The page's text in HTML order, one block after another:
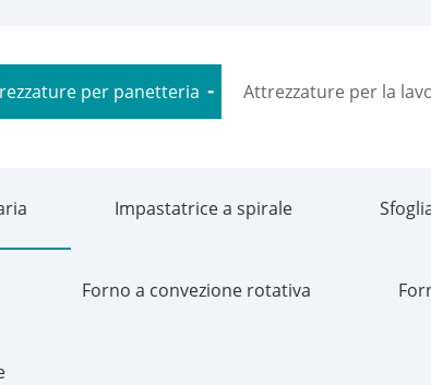
per panetteria Attrezzature per la
Impastatrice a spirale
Forno a convezione rotativa